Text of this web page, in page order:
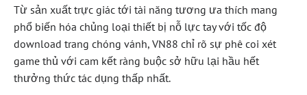
Từ sản xuất trực giác tới tài năng tương ưa thích mang
phổ biến hóa chủng loại thiết bị nỗ lực tay với tốc độ
download trang chóng vánh, VN88 chỉ rõ sự phê coi xét
game thủ với cam kết ràng buộc sở hữu lại hầu hết
thưởng thức tác dụng thấp nhất.